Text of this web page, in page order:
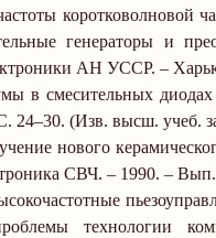
генераторы и
АН УССР. –
смесительных диодах
24–30. (Изв. высш. учеб.
нового
СВЧ. – 1990. – Вып.
технологии